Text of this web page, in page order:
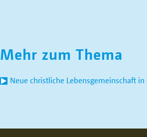
Mehr zum Thema
Neue christliche Lebensgemeinschaft